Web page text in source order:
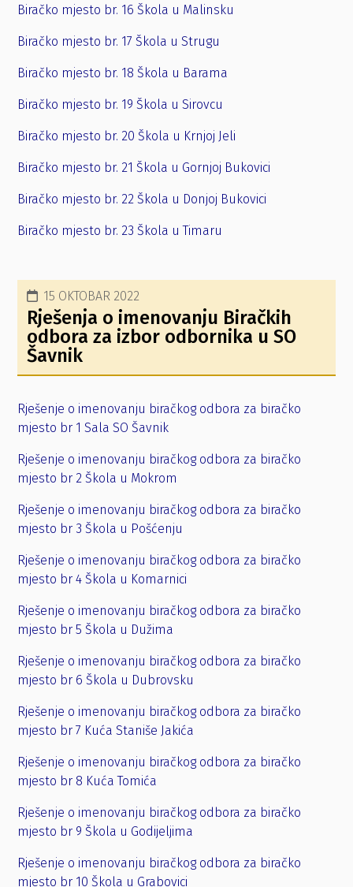
Biračko mjesto br. 16 Škola u Malinsku
Biračko mjesto br. 17 Škola u Strugu
Biračko mjesto br. 18 Škola u Barama
Biračko mjesto br. 19 Škola u Sirovcu
Biračko mjesto br. 20 Škola u Krnjoj Jeli
Biračko mjesto br. 21 Škola u Gornjoj Bukovici
Biračko mjesto br. 22 Škola u Donjoj Bukovici
Biračko mjesto br. 23 Škola u Timaru
15 OKTOBAR 2022
Rješenja o imenovanju Biračkih
odbora za izbor odbornika u SO
Šavnik
Rješenje o imenovanju biračkog odbora za biračko
mjesto br 1 Sala SO Šavnik
Rješenje o imenovanju biračkog odbora za biračko
mjesto br 2 Škola u Mokrom
Rješenje o imenovanju biračkog odbora za biračko
mjesto br 3 Škola u Pošćenju
Rješenje o imenovanju biračkog odbora za biračko
mjesto br 4 Škola u Komarnici
Rješenje o imenovanju biračkog odbora za biračko
mjesto br 5 Škola u Dužima
Rješenje o imenovanju biračkog odbora za biračko
mjesto br 6 Škola u Dubrovsku
Rješenje o imenovanju biračkog odbora za biračko
mjesto br 7 Kuća Staniše Jakića
Rješenje o imenovanju biračkog odbora za biračko
mjesto br 8 Kuća Tomića
Rješenje o imenovanju biračkog odbora za biračko
mjesto br 9 Škola u Godijeljima
Rješenje o imenovanju biračkog odbora za biračko
mjesto br 10 Škola u Grabovici